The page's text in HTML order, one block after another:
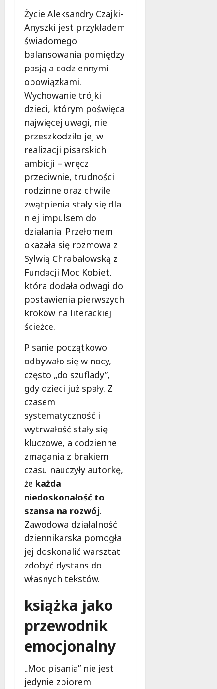
Życie Aleksandry Czajki-
Anyszki jest przykładem
świadomego
balansowania pomiędzy
pasją a codziennymi
obowiązkami.
Wychowanie trójki
dzieci, którym poświęca
najwięcej uwagi, nie
przeszkodziło jej w
realizacji pisarskich
ambicji – wręcz
przeciwnie, trudności
rodzinne oraz chwile
zwątpienia stały się dla
niej impulsem do
działania. Przełomem
okazała się rozmowa z
Sylwią Chrabałowską z
Fundacji Moc Kobiet,
która dodała odwagi do
postawienia pierwszych
kroków na literackiej
ścieżce.
Pisanie początkowo
odbywało się w nocy,
często „do szuflady”,
gdy dzieci już spały. Z
czasem
systematyczność i
wytrwałość stały się
kluczowe, a codzienne
zmagania z brakiem
czasu nauczyły autorkę,
że każda
niedoskonałość to
szansa na rozwój.
Zawodowa działalność
dziennikarska pomogła
jej doskonalić warsztat i
zdobyć dystans do
własnych tekstów.
książka jako
przewodnik
emocjonalny
„Moc pisania” nie jest
jedynie zbiorem